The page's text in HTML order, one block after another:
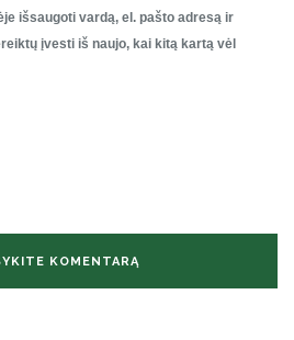
išsaugoti vardą, el. pašto adresą ir
įvesti iš naujo, kai kitą kartą vėl